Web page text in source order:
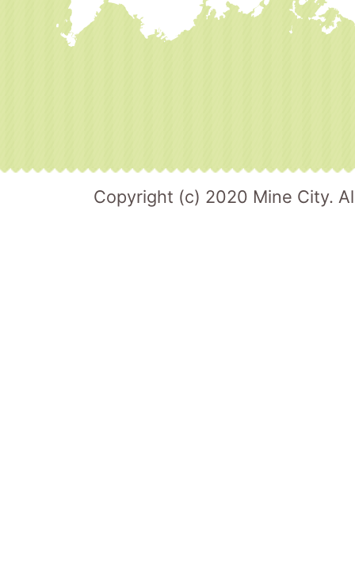
Copyright (c) 2020 Mine City.